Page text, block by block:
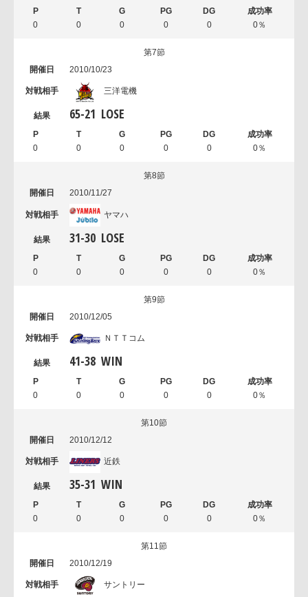
0 0 0 0 0 0％
第7節
2010/10/23
三洋電機
65-21 LOSE
0 0 0 0 0 0％
第8節
2010/11/27
ヤマハ
31-30 LOSE
0 0 0 0 0 0％
第9節
2010/12/05
ＮＴＴコム
41-38 WIN
0 0 0 0 0 0％
第10節
2010/12/12
近鉄
35-31 WIN
0 0 0 0 0 0％
第11節
2010/12/19
サントリー